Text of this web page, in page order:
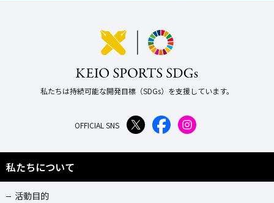
私たちは持続可能な開発目標（SDGs）を支援しています。
OFFICIAL SNS
私たちについて
活動目的